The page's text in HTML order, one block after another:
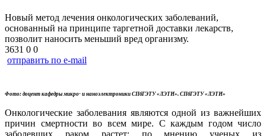
Новый метод лечения онкологических заболеваний,
основанный на принципе таргетной доставки лекарств,
позволит наносить меньший вред организму.
3631 0 0
отправить по e-mail
Фото: доцент кафедры микро- и наноэлектроники СПбГЭТУ «ЛЭТИ». СПбГЭТУ «ЛЭТИ»
Онкологические заболевания являются одной из важнейших
причин смертности во всем мире. С каждым годом число
заболевших раком растет: по мнению ученых из